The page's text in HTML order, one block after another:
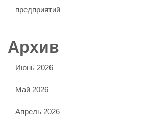
предприятий
Архив
Июнь 2026
Май 2026
Апрель 2026